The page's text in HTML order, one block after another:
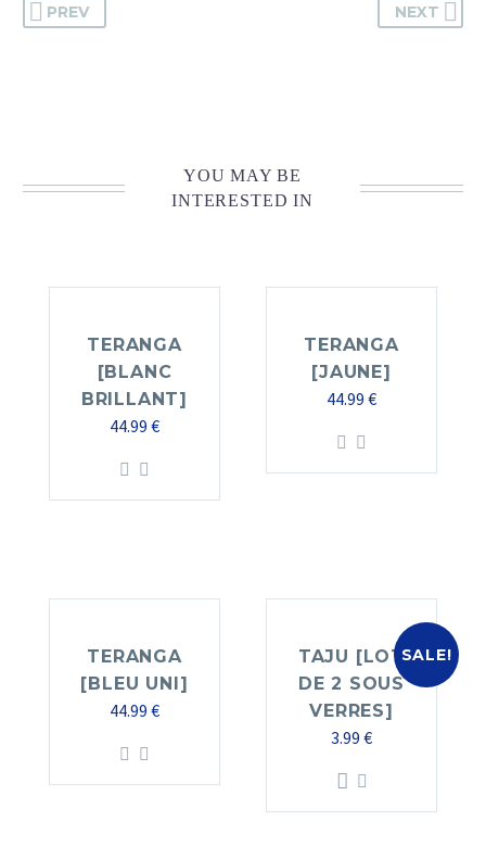
PREV NEXT
YOU MAY BE
INTERESTED IN
TERANGA
[BLANC
BRILLANT]
44.99 €
TERANGA
[JAUNE]
44.99 €
TERANGA
[BLEU UNI]
44.99 €
SALE!
TAJU [LOT
DE 2 SOUS
VERRES]
3.99 €